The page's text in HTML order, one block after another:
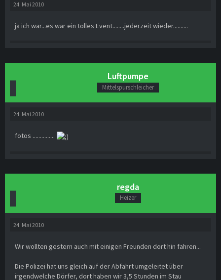
24. Mai 2010
ja ich war...es war ein tolles Event........jederzeit wieder..........
Luftpumpe
Mittelspurschleicher
24. Mai 2010
fotos ...............
regda
Heizer
24. Mai 2010
Wir wollten gestern auch mit einigen Freunden dort hin fahren...
Die Polizei hat uns gleich auf der Abfahrt umgeleitet über
irgendwelche Dörfer, dort haben wir 3,5 Stunden im Stau